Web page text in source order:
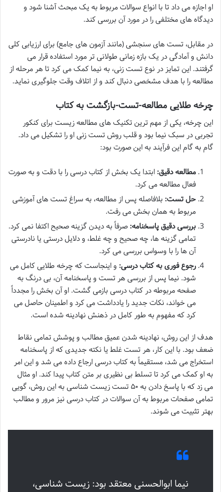
او اجازه می داد تا با انواع سوالات مربوط به یک مبحث آشنا شود و
دیدگاه های مختلفی را در مورد آن بررسی کند.
در مقابل، تست های سنجشی (مانند آزمون های جامع) برای ارزیابی کلی
دانش و آمادگی در یک بازه زمانی طولانی تر مورد استفاده قرار می
گرفتند. این تمایز در نوع تست زنی، به نیما کمک می کرد تا هر مرحله از
مطالعه را با هدف مشخصی دنبال کند و از اتلاف وقت جلوگیری نماید.
چرخه طلایی مطالعه-تست-بازگشت به کتاب
این چرخه، یکی از مهم ترین تکنیک های مطالعه زیست برای کنکور
تجربی در سبک نیما بود و قلب روش تست زنی او را تشکیل می داد.
گام به گام این فرآیند به این صورت بود:
مطالعه دقیق: ابتدا یک بخش از کتاب درسی را با دقت و به صورت
فعال مطالعه می کرد.
حل تست: بلافاصله پس از مطالعه، به سراغ تست های آموزشی
مربوط به همان بخش می رفت.
بررسی دقیق پاسخنامه: صرفاً به دیدن گزینه صحیح اکتفا نمی کرد.
تمامی گزینه ها، چه صحیح و چه غلط، و دلایل درستی یا نادرستی
آن ها را با وسواس بررسی می کرد.
رجوع فوری به کتاب درسی: و اینجاست که چرخه طلایی کامل می
شود. نیما پس از بررسی هر تست و پاسخنامه آن، بی درنگ به
صفحه مربوطه در کتاب درسی بازمی گشت. او آن بخش را مجدداً
می خواند، نکات جدید را یادداشت می کرد و اطمینان حاصل می
کرد که مفهوم به طور کامل در ذهنش نهادینه شده است.
هدف از این روش، نهادینه شدن عمیق مطالب و پوشش تمامی نقاط
ضعف بود. با این کار، هر تست غلط یا نکته جدیدی که از پاسخنامه
استخراج می شد، مستقیماً به کتاب درسی ارجاع داده می شد و این امر
به او کمک می کرد تا تسلط بی نظیری بر متن کتاب پیدا کند. او مثال
می زد که با پاسخ دادن به ۵۰ تست زیست شناسی به این روش، گویی
تمامی صفحات مربوط به آن سوالات در کتاب درسی نیز مرور و مطالب
بهتر تثبیت می شوند.
نیما ابوالحسنی معتقد بود: زیست شناسی،